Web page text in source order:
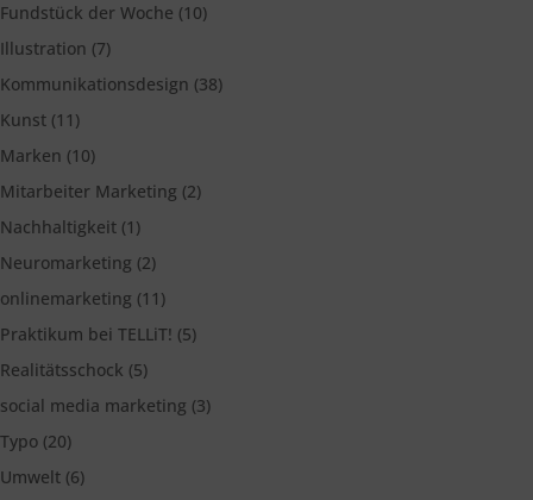
Fundstück der Woche (10)
Illustration (7)
Kommunikationsdesign (38)
Kunst (11)
Marken (10)
Mitarbeiter Marketing (2)
Nachhaltigkeit (1)
Neuromarketing (2)
onlinemarketing (11)
Praktikum bei TELLiT! (5)
Realitätsschock (5)
social media marketing (3)
Typo (20)
Umwelt (6)